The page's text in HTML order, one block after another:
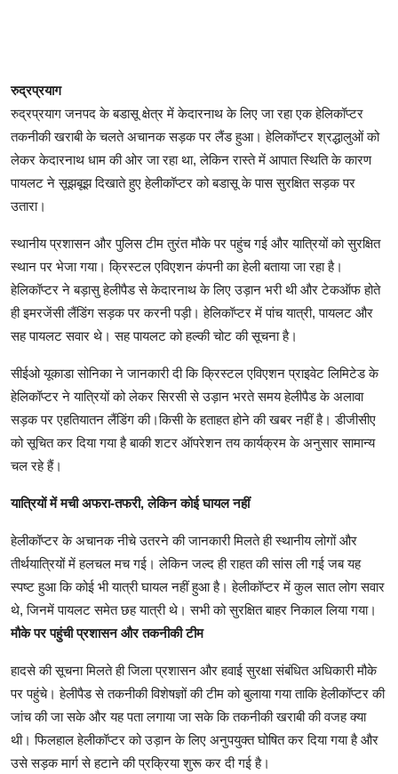
रुद्रप्रयाग
रुद्रप्रयाग जनपद के बडासू क्षेत्र में केदारनाथ के लिए जा रहा एक हेलिकॉप्टर
तकनीकी खराबी के चलते अचानक सड़क पर लैंड हुआ। हेलिकॉप्टर श्रद्धालुओं को
लेकर केदारनाथ धाम की ओर जा रहा था, लेकिन रास्ते में आपात स्थिति के कारण
पायलट ने सूझबूझ दिखाते हुए हेलीकॉप्टर को बडासू के पास सुरक्षित सड़क पर
उतारा।
स्थानीय प्रशासन और पुलिस टीम तुरंत मौके पर पहुंच गई और यात्रियों को सुरक्षित
स्थान पर भेजा गया। क्रिस्टल एविएशन कंपनी का हेली बताया जा रहा है।
हेलिकॉप्टर ने बड़ासु हेलीपैड से केदारनाथ के लिए उड़ान भरी थी और टेकऑफ होते
ही इमरजेंसी लैंडिंग सड़क पर करनी पड़ी। हेलिकॉप्टर में पांच यात्री, पायलट और
सह पायलट सवार थे। सह पायलट को हल्की चोट की सूचना है।
सीईओ यूकाडा सोनिका ने जानकारी दी कि क्रिस्टल एविएशन प्राइवेट लिमिटेड के
हेलिकॉप्टर ने यात्रियों को लेकर सिरसी से उड़ान भरते समय हेलीपैड के अलावा
सड़क पर एहतियातन लैंडिंग की।किसी के हताहत होने की खबर नहीं है। डीजीसीए
को सूचित कर दिया गया है बाकी शटर ऑपरेशन तय कार्यक्रम के अनुसार सामान्य
चल रहे हैं।
यात्रियों में मची अफरा-तफरी, लेकिन कोई घायल नहीं
हेलीकॉप्टर के अचानक नीचे उतरने की जानकारी मिलते ही स्थानीय लोगों और
तीर्थयात्रियों में हलचल मच गई। लेकिन जल्द ही राहत की सांस ली गई जब यह
स्पष्ट हुआ कि कोई भी यात्री घायल नहीं हुआ है। हेलीकॉप्टर में कुल सात लोग सवार
थे, जिनमें पायलट समेत छह यात्री थे। सभी को सुरक्षित बाहर निकाल लिया गया।
मौके पर पहुंची प्रशासन और तकनीकी टीम
हादसे की सूचना मिलते ही जिला प्रशासन और हवाई सुरक्षा संबंधित अधिकारी मौके
पर पहुंचे। हेलीपैड से तकनीकी विशेषज्ञों की टीम को बुलाया गया ताकि हेलीकॉप्टर की
जांच की जा सके और यह पता लगाया जा सके कि तकनीकी खराबी की वजह क्या
थी। फिलहाल हेलीकॉप्टर को उड़ान के लिए अनुपयुक्त घोषित कर दिया गया है और
उसे सड़क मार्ग से हटाने की प्रक्रिया शुरू कर दी गई है।